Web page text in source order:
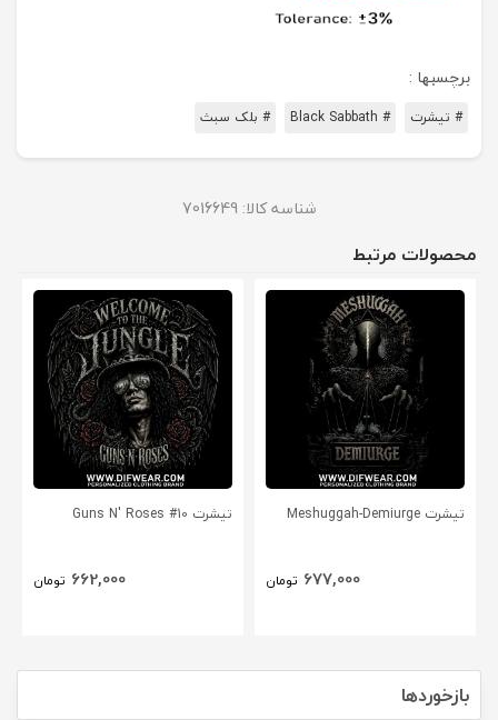
برچسبها :
# تیشرت # Black Sabbath # بلک سبث
شناسه کالا: 7016649
محصولات مرتبط
تیشرت Meshuggah-Demiurge
677,000 تومان
تیشرت Guns N' Roses #10
662,000 تومان
بازخوردها